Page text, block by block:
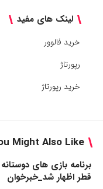
لینک های مفید
خرید فالوور
رپورتاژ
خرید رپورتاژ
Might Also Like
برنامه بازی های
قطر اظهار شد_خبرخوان